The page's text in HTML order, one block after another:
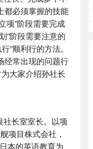
都必须掌握的技能
项”阶段需要完成
”阶段需要注意的
”顺利行的方法。
经常出现的问题行
大家介绍孙社长
长室室长。以项
项目株式会社，
本的英语教育为